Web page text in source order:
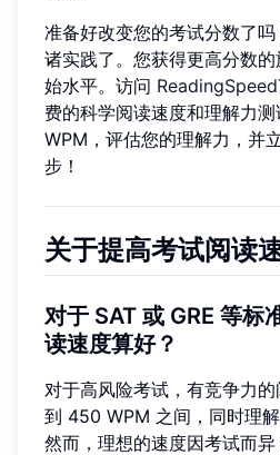
准备好改变您的考试分数了
诸实践了。您获得更高分数
始水平。访问
费的科学阅读速度和理解力
WPM，评估您的理解力，并
步！
关于提高考试阅读
对于 SAT 或 GRE 等标
读速度算好？
对于高风险考试，有竞争力
到 450 WPM 之间，同时理
然而，理想的速度因考试而